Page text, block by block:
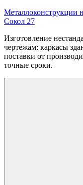
Перейти
к
Металлоконструкции
Сокол 27
Изготовление
чертежам: каркасы
поставки от
точные сроки.